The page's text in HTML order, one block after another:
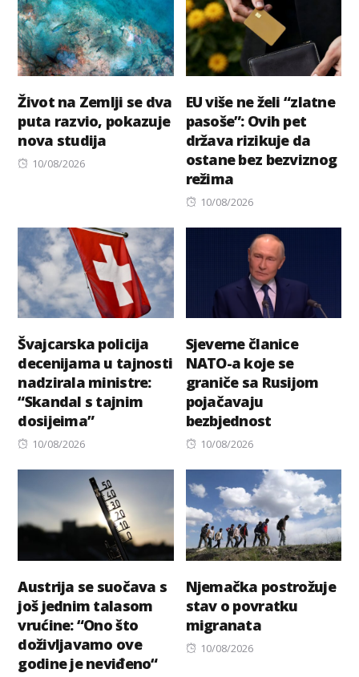
Život na Zemlji se dva
puta razvio, pokazuje
nova studija
Posted
10/08/2026
EU više ne želi “zlatne
pasoše”: Ovih pet
država rizikuje da
ostane bez bezviznog
režima
Posted
10/08/2026
Švajcarska policija
decenijama u tajnosti
nadzirala ministre:
“Skandal s tajnim
dosijeima”
Posted
10/08/2026
Sjeverne članice
NATO-a koje se
graniče sa Rusijom
pojačavaju
bezbjednost
Posted
10/08/2026
Austrija se suočava s
još jednim talasom
vrućine: “Ono što
doživljavamo ove
godine je neviđeno“
Njemačka postrožuje
stav o povratku
migranata
Posted
10/08/2026